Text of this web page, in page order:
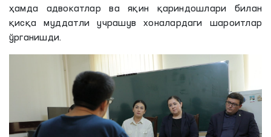
ҳамда адвокатлар ва яқин қариндошлари билан
қисқа муддатли учрашув хоналардаги шароитлар
ўрганишди.